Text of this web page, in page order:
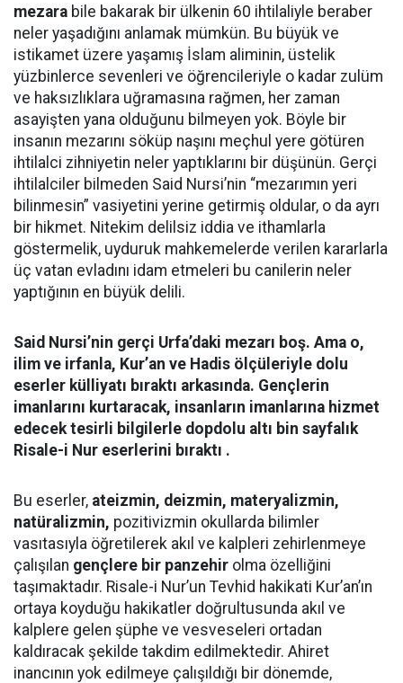
mezara bile bakarak bir ülkenin 60 ihtilaliyle beraber
neler yaşadığını anlamak mümkün. Bu büyük ve
istikamet üzere yaşamış İslam aliminin, üstelik
yüzbinlerce sevenleri ve öğrencileriyle o kadar zulüm
ve haksızlıklara uğramasına rağmen, her zaman
asayişten yana olduğunu bilmeyen yok. Böyle bir
insanın mezarını söküp naşını meçhul yere götüren
ihtilalci zihniyetin neler yaptıklarını bir düşünün. Gerçi
ihtilalciler bilmeden Said Nursi’nin “mezarımın yeri
bilinmesin” vasiyetini yerine getirmiş oldular, o da ayrı
bir hikmet. Nitekim delilsiz iddia ve ithamlarla
göstermelik, uyduruk mahkemelerde verilen kararlarla
üç vatan evladını idam etmeleri bu canilerin neler
yaptığının en büyük delili.
Said Nursi’nin gerçi Urfa’daki mezarı boş. Ama o,
ilim ve irfanla, Kur’an ve Hadis ölçüleriyle dolu
eserler külliyatı bıraktı arkasında. Gençlerin
imanlarını kurtaracak, insanların imanlarına hizmet
edecek tesirli bilgilerle dopdolu altı bin sayfalık
Risale-i Nur eserlerini bıraktı .
Bu eserler, ateizmin, deizmin, materyalizmin,
natüralizmin, pozitivizmin okullarda bilimler
vasıtasıyla öğretilerek akıl ve kalpleri zehirlenmeye
çalışılan gençlere bir panzehir olma özelliğini
taşımaktadır. Risale-i Nur’un Tevhid hakikati Kur’an’ın
ortaya koyduğu hakikatler doğrultusunda akıl ve
kalplere gelen şüphe ve vesveseleri ortadan
kaldıracak şekilde takdim edilmektedir. Ahiret
inancının yok edilmeye çalışıldığı bir dönemde,